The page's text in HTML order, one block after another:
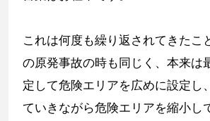
これは何度も繰り返されてきたこ
の原発事故の時も同じく、本来は
定して危険エリアを広めに設定し
ていきながら危険エリアを縮小し